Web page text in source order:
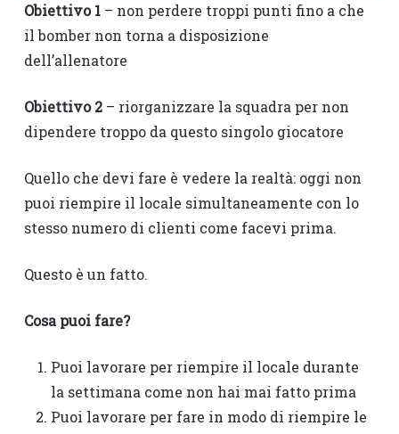
Obiettivo 1– non perdere troppi punti fino a che
il bomber non torna a disposizione
dell’allenatore
Obiettivo 2– riorganizzare la squadra per non
dipendere troppo da questo singolo giocatore
Quello che devi fare è vedere la realtà: oggi non
puoi riempire il locale simultaneamente con lo
stesso numero di clienti come facevi prima.
Questo è un fatto.
Cosa puoi fare?
Puoi lavorare per riempire il locale durante
la settimana come non hai mai fatto prima
Puoi lavorare per fare in modo di riempire le